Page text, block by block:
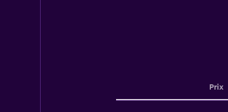
Prix